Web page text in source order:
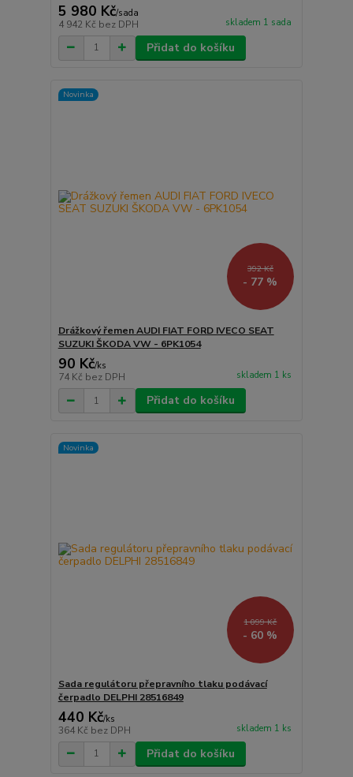
5 980 Kč/sada
4 942 Kč bez DPH skladem 1 sada
Přidat do košíku
Novinka
392 Kč
- 77 %
Drážkový řemen AUDI FIAT FORD IVECO SEAT
SUZUKI ŠKODA VW - 6PK1054
90 Kč/ks
74 Kč bez DPH skladem 1 ks
Přidat do košíku
Novinka
1 099 Kč
- 60 %
Sada regulátoru přepravního tlaku podávací
čerpadlo DELPHI 28516849
440 Kč/ks
364 Kč bez DPH skladem 1 ks
Přidat do košíku